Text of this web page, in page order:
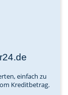
einfach zu
Kreditbetrag.